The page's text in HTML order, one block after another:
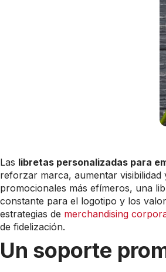
Las libretas personalizadas para
reforzar marca, aumentar
promocionales más efímeros, una
constante para el logotipo y los
estrategias de merchandising
de fidelización.
Un soporte